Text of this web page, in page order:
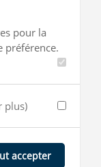
pour la
préférence.
plus)
accepter